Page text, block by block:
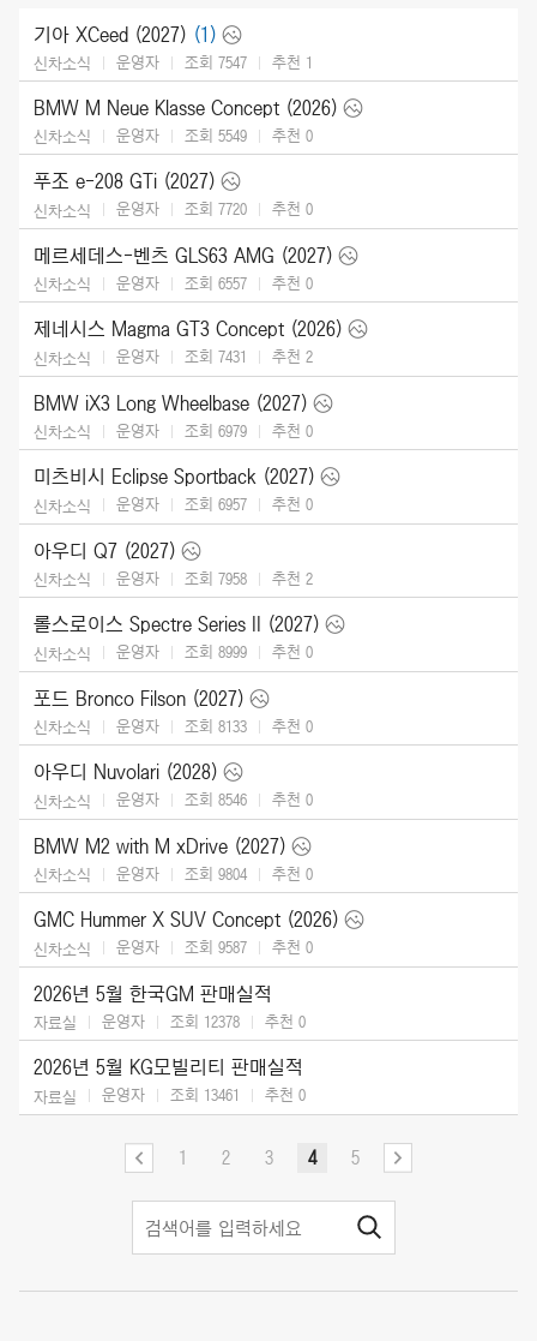
기아 XCeed (2027) (1)
신차소식 운영자 조회 7547 추천 1
BMW M Neue Klasse Concept (2026)
신차소식 운영자 조회 5549 추천 0
푸조 e-208 GTi (2027)
신차소식 운영자 조회 7720 추천 0
메르세데스-벤츠 GLS63 AMG (2027)
신차소식 운영자 조회 6557 추천 0
제네시스 Magma GT3 Concept (2026)
신차소식 운영자 조회 7431 추천 2
BMW iX3 Long Wheelbase (2027)
신차소식 운영자 조회 6979 추천 0
미츠비시 Eclipse Sportback (2027)
신차소식 운영자 조회 6957 추천 0
아우디 Q7 (2027)
신차소식 운영자 조회 7958 추천 2
롤스로이스 Spectre Series II (2027)
신차소식 운영자 조회 8999 추천 0
포드 Bronco Filson (2027)
신차소식 운영자 조회 8133 추천 0
아우디 Nuvolari (2028)
신차소식 운영자 조회 8546 추천 0
BMW M2 with M xDrive (2027)
신차소식 운영자 조회 9804 추천 0
GMC Hummer X SUV Concept (2026)
신차소식 운영자 조회 9587 추천 0
2026년 5월 한국GM 판매실적
자료실 운영자 조회 12378 추천 0
2026년 5월 KG모빌리티 판매실적
자료실 운영자 조회 13461 추천 0
1 2 3 4 5